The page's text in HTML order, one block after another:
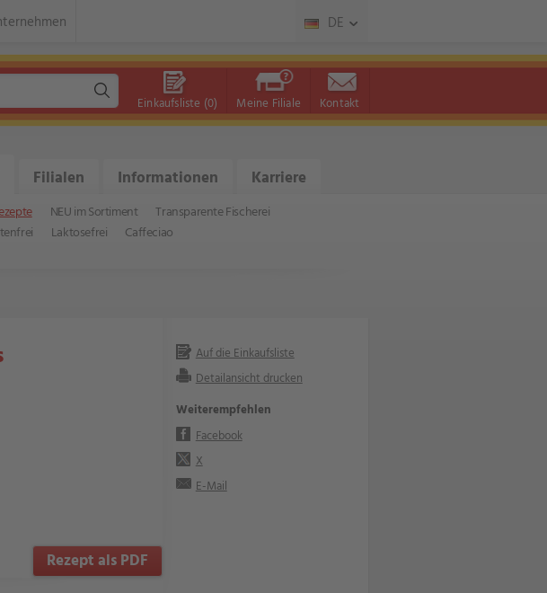
DE
Einkaufsliste (0) Meine Filiale Kontakt
NEU im Sortiment
Transparente Fischerei
Laktosefrei
Caffeciao
Filialen Informationen Karriere
Rezept als PDF
Auf die Einkaufsliste
Detailansicht drucken
Weiterempfehlen
Facebook
X
E-Mail